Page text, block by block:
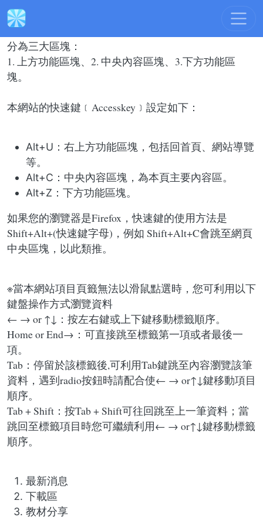
:::
本網站依無障礙網頁設計原則建置，網站的主要內容
分為三大區塊：
1. 上方功能區塊、2. 中央內容區塊、3.下方功能區
塊。
本網站的快速鍵﹝Accesskey﹞設定如下：
Alt+U：右上方功能區塊，包括回首頁、網站導覽
等。
Alt+C：中央內容區塊，為本頁主要內容區。
Alt+Z：下方功能區塊。
如果您的瀏覽器是Firefox，快速鍵的使用方法是
Shift+Alt+(快速鍵字母)，例如 Shift+Alt+C會跳至網頁
中央區塊，以此類推。
※當本網站項目頁籤無法以滑鼠點選時，您可利用以下
鍵盤操作方式瀏覽資料
← → or ↑↓：按左右鍵或上下鍵移動標籤順序。
Home or End→：可直接跳至標籤第一項或者最後一
項。
Tab：停留於該標籤後,可利用Tab鍵跳至內容瀏覽該筆
資料，遇到radio按鈕時請配合使← → or↑↓鍵移動項目
順序。
Tab + Shift：按Tab + Shift可往回跳至上一筆資料；當
跳回至標籤項目時您可繼續利用← → or↑↓鍵移動標籤
順序。
最新消息
下載區
教材分享